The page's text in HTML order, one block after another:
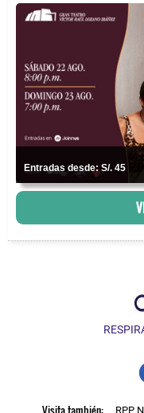
Entradas desde: S/. 45
RPP